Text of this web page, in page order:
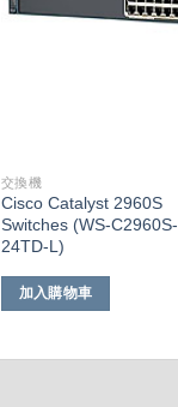
交換機
Cisco Catalyst 2960S
Switches (WS-C2960S-
24TD-L)
加入購物車